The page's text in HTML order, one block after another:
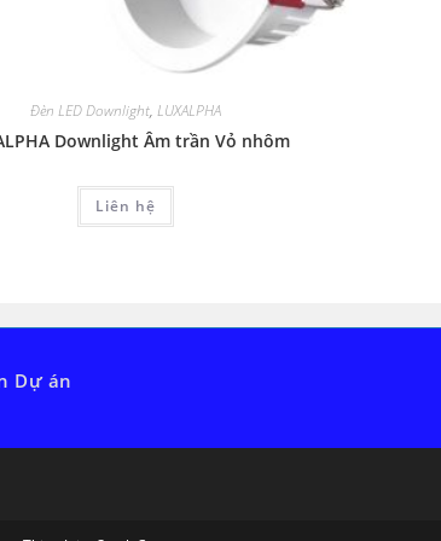
Đèn LED Downlight,LUXALPHA
Downlight Âm trần Vỏ nhôm
Liên hệ
Dự án